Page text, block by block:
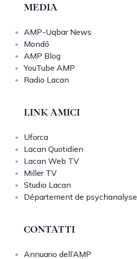
MEDIA
AMP-Uqbar News
Mondō
AMP Blog
YouTube AMP
Radio Lacan
LINK AMICI
Uforca
Lacan Quotidien
Lacan Web TV
Miller TV
Studio Lacan
Département de psychanalyse
CONTATTI
Annuario dell’AMP